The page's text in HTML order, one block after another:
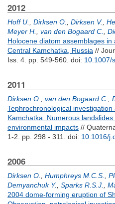
2012
Hoff U. Dirksen O. Dirksen V.
Meyer H.
van den Bogaard C.
Holocene diatom assemblages
Central Kamchatka, Russia //
Iss. 4. pp. 549-560. doi: 10.1007/
2011
Dirksen O. van den Bogaard C.
Tephrochronological
Kamchatka: Numerous
environmental impacts //
1-2. pp. 298 - 311. doi: 10.1016/
2006
Dirksen O. Humphreys M.C.S.
Demyanchuk Y.
Sparks R.S.J.
2004 dome-forming eruption of